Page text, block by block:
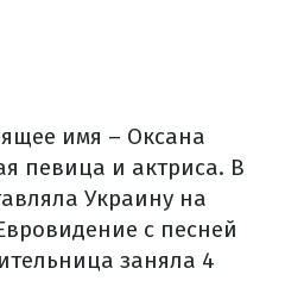
имя – Оксана
певица и актриса. В
Украину на
с песней
заняла 4